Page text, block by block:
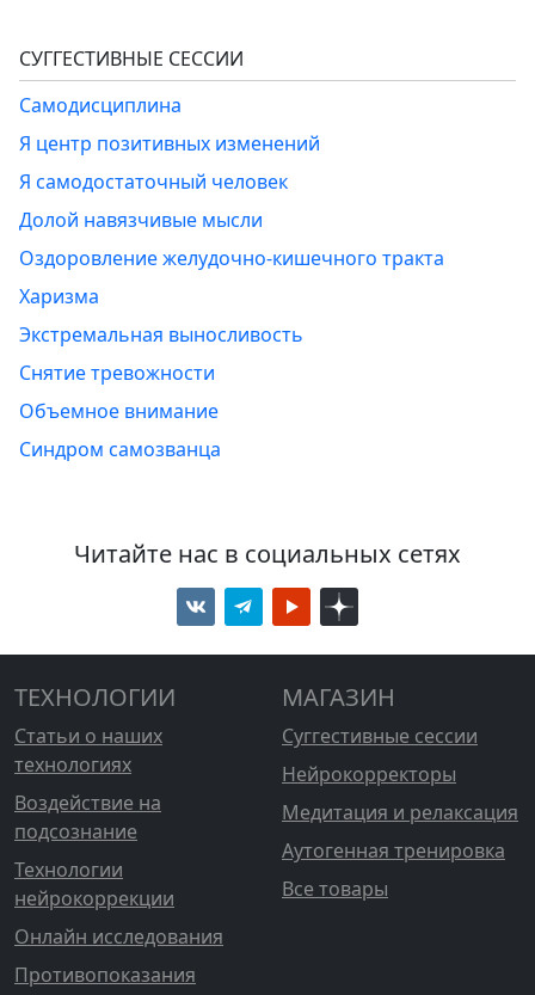
СУГГЕСТИВНЫЕ СЕССИИ
Самодисциплина
Я центр позитивных изменений
Я самодостаточный человек
Долой навязчивые мысли
Оздоровление желудочно-кишечного тракта
Харизма
Экстремальная выносливость
Снятие тревожности
Объемное внимание
Синдром самозванца
Читайте нас в социальных сетях
ТЕХНОЛОГИИ
Статьи о наших
технологиях
Воздействие на
подсознание
Технологии
нейрокоррекции
Онлайн исследования
Противопоказания
МАГАЗИН
Суггестивные сессии
Нейрокорректоры
Медитация и релаксация
Аутогенная тренировка
Все товары